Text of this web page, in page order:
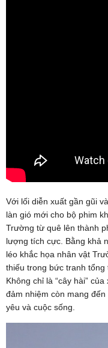
Với lối diễn xuất gần gũi
làn gió mới cho bộ phim
Trường từ quê lên thành
lượng tích cực. Bằng khả
léo khắc họa nhân vật
thiếu trong bức tranh tổng
Không chỉ là “cây hài”
đảm nhiệm còn mang
yêu và cuộc sống.